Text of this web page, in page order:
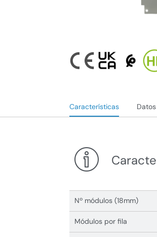
Características
Nº módulos (18mm)
Módulos por fila